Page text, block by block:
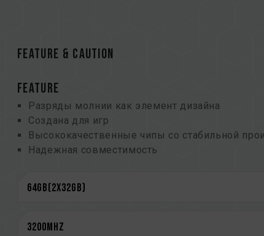
FEATURE & CAUTION
FEATURE
Разряды молнии как элемент дизайна
Создана для игр
Высококачественные чипы со стабильной
Надежная совместимость
CAUTION
предоставленным производителем